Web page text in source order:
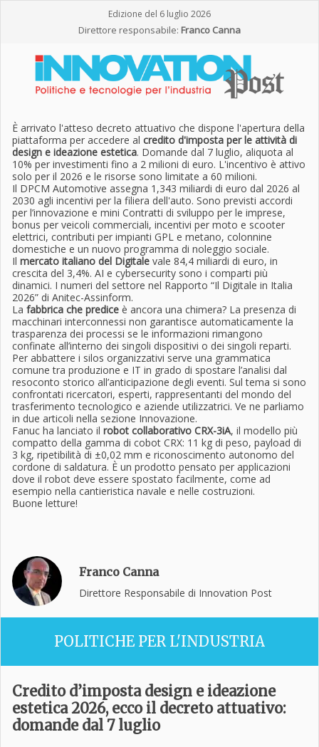
Edizione del 6 luglio 2026
Direttore responsabile: Franco Canna
È arrivato l'atteso decreto attuativo che dispone l'apertura della
piattaforma per accedere al credito d'imposta per le attività di
design e ideazione estetica. Domande dal 7 luglio, aliquota al
10% per investimenti fino a 2 milioni di euro. L'incentivo è attivo
solo per il 2026 e le risorse sono limitate a 60 milioni.
Il DPCM Automotive assegna 1,343 miliardi di euro dal 2026 al
2030 agli incentivi per la filiera dell'auto. Sono previsti accordi
per l’innovazione e mini Contratti di sviluppo per le imprese,
bonus per veicoli commerciali, incentivi per moto e scooter
elettrici, contributi per impianti GPL e metano, colonnine
domestiche e un nuovo programma di noleggio sociale.
Il mercato italiano del Digitale vale 84,4 miliardi di euro, in
crescita del 3,4%. AI e cybersecurity sono i comparti più
dinamici. I numeri del settore nel Rapporto “Il Digitale in Italia
2026” di Anitec-Assinform.
La fabbrica che predice è ancora una chimera? La presenza di
macchinari interconnessi non garantisce automaticamente la
trasparenza dei processi se le informazioni rimangono
confinate all’interno dei singoli dispositivi o dei singoli reparti.
Per abbattere i silos organizzativi serve una grammatica
comune tra produzione e IT in grado di spostare l’analisi dal
resoconto storico all’anticipazione degli eventi. Sul tema si sono
confrontati ricercatori, esperti, rappresentanti del mondo del
trasferimento tecnologico e aziende utilizzatrici. Ve ne parliamo
in due articoli nella sezione Innovazione.
Fanuc ha lanciato il robot collaborativo CRX-3iA, il modello più
compatto della gamma di cobot CRX: 11 kg di peso, payload di
3 kg, ripetibilità di ±0,02 mm e riconoscimento autonomo del
cordone di saldatura. È un prodotto pensato per applicazioni
dove il robot deve essere spostato facilmente, come ad
esempio nella cantieristica navale e nelle costruzioni.
Buone letture!
Franco Canna
Direttore Responsabile di Innovation Post
POLITICHE PER L'INDUSTRIA
Credito d’imposta design e ideazione
estetica 2026, ecco il decreto attuativo:
domande dal 7 luglio